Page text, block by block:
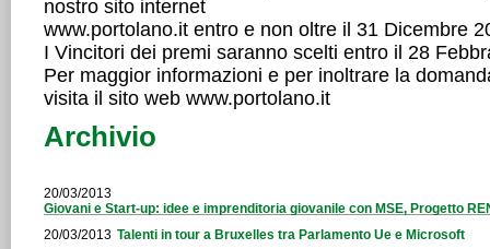
nostro sito internet
www.portolano.it entro e non oltre il 31 Dicembre
I Vincitori dei premi saranno scelti entro il 28
Per maggior informazioni e per inoltrare la
visita il sito web www.portolano.it
Archivio
20/03/2013
Giovani e Start-up: idee e imprenditoria giovanile con MSE, Progetto
20/03/2013 Talenti in tour a Bruxelles tra Parlamento Ue e Microsoft